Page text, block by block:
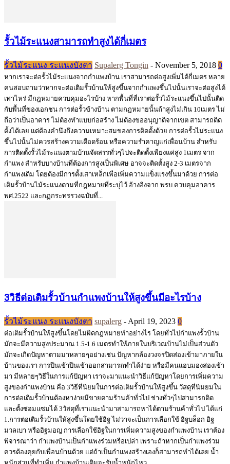
รั้วไม้ระแนงสามารถทำสูงได้กี่เมตร
รั้วไม้ระแนง ระแนงบังตา Supalerg Tongin - November 5, 2018 0
หากเราจะต่อรั้วไม้ระแนงจากกำแพงบ้าน เราสามารถต่อสูงเพิ่มได้กี่เมตร หลาย
คนสอบถามว่าหากจะต่อเติมรั้วบ้านให้สูงขึ้นจากกำแพงขึ้นไปนั้นเราจะต่อสูงได้
เท่าไหร่ มีกฎหมายควบคุมอะไรบ้าง หากพื้นที่ที่เราต่อรั้วไม้ระแนงขึ้นไปนั้นติด
กับพื้นที่ของเอกชน การต่อรั้วข้างบ้าน ตามกฎหมายนั้นถ้าสูงไม่เกิน 10เมตร ไม่
ถือว่าเป็นอาคาร ไม่ต้องทำแบบก่อสร้าง ไม่ต้องขออนุญาติจากเขต สามารถติด
ตั้งได้เลย แต่ต้องคำนึงถึงความเหมาะสมของการติดตั้งด้วย การต่อรั้วไม่ระแนง
ขึ้นไปนั้นไม่ควรสร้างความเดือดร้อน หรือความรำคาญแก่เพื่อนบ้าน สำหรับ
การติดตั้งรั้วไม้ระแนงตามบ้านจัดสรรทั่วๆไปจะติดตั้งเพียงแค่สูง 1เมตร จาก
กำแพง สำหรับบางบ้านที่ต้องการสูงเป็นพิเศษ อาจจะติดตั้งสูง 2-3 เมตรจาก
กำแพงเดิม โดยต้องมีการตั้งเสาเหล็กเพื่อเพิ่มความแข็งแรงขึ้นมาด้วย การต่อ
เติมรั้วบ้านไม้ระแนงตามที่กฎหมายที่ระบุไว้ อ้างอิงจาก พรบ.ควบคุมอาคาร
พศ.2522 และกฏกระทรรวงฉบับที่...
3วิธีต่อเติมรั้วบ้านกำแพงบ้านให้สูงขึ้นมีอะไรบ้าง
รั้วไม้ระแนง ระแนงบังตา supalerg - April 19, 2023 0
ต่อเติมรั้วบ้านให้สูงขึ้นโดยไม่ผิดกฎหมายทำอย่างไร โดยทั่วไปกำแพงรั้วบ้าน
มักจะมีความสูงประมาณ 1.5-1.6 เมตรทำให้ภายในบริเวณบ้านไม่เป็นส่วนตัว
มักจะเกิดปัญหาตามมาหลายๆอย่างเช่น ปัญหากล้องวงจรปิดส่องเข้ามาภายใน
บ้านของเรา การปีนเข้าปีนเข้าออกสามารถทำได้ง่าย หรือมีคนแอบมองส่องเข้า
มา มีหลายๆวิธีในการแก้ปัญหา เราจะมาแนะนำวิธีแก้ปัญหาโดยการเพิ่มความ
สูงของกำแพงบ้าน คือ 3วิธีที่นิยมในการต่อเติมรั้วบ้านให้สูงขึ้น วัสดุที่นิมยมใน
การต่อเติมรั้วบ้านต้องหาง่ายมีขายตามร้านค้าทั่วไป ช่างทั่วๆไปสามารถติด
และตั้งซ่อมแซมได้ 3วัสดุที่เราแนะนำมาสามารถหาได้ตามร้านค้าทั่วไป ได้แก่
1.การต่อเติมรั้วบ้านให้สูงขึ้นโดยใช้อิฐ ไม่ว่าจะเป็นการเลือกใช้ อิฐบล็อก อิฐ
มวลเบา หรืออิฐมอญ การเลือกใช้อิฐในการเพิ่มความสูงของกำแพงบ้าน เราต้อง
พิจารณาว่า กำแพงบ้านเป็นกำแพงร่วมหรือเปล่า เพราะถ้าหากเป็นกำแพงร่วม
ควรต้องคุยกับเพื่อนบ้านด้วย แต่ถ้าเป็นกำแพงสร้างเองก็สามารถทำได้เลย น้ำ